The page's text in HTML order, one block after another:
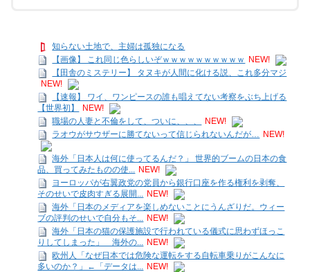
知らない土地で、主婦は孤独になる
【画像】 これ同じ色らしいぞｗｗｗｗｗｗｗｗｗｗ NEW!
【田舎のミステリー】 タヌキが人間に化ける説、これ多分マジ
NEW!
【速報】 ワイ、ワンピースの誰も唱えてない考察をぶち上げる
【世界初】
NEW!
職場の人妻と不倫をして、ついに、、、
NEW!
ラオウがサウザーに勝てないって信じられないんだが… NEW!
海外「日本人は何に使ってるんだ？」 世界的ブームの日本の食
品、買ってみたものの使... NEW!
ヨーロッパが右翼政党の党員から銀行口座を作る権利を剥奪、
そのせいで皮肉すぎる展開... NEW!
海外「日本のメディアを楽しめないことにうんざりだ。ウィー
ブの評判のせいで自分もそ... NEW!
海外「日本の猫の保護施設で行われている儀式に思わずほっこ
りしてしまった」 海外の... NEW!
欧州人「なぜ日本では危険な運転をする自転車乗りがこんなに
多いのか？」←「データは... NEW!